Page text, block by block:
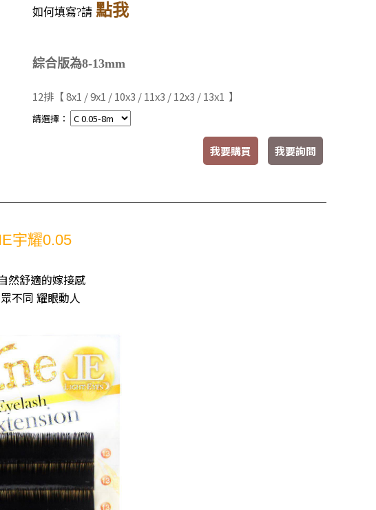
如何填寫?請 點我
綜合版為8-13mm
12排【 8x1 / 9x1 / 10x3 / 11x3 / 12x3 / 13x1 】
請選擇：
我要購買 我要詢問
宇耀0.05
然舒適的嫁接感
不同 耀眼動人